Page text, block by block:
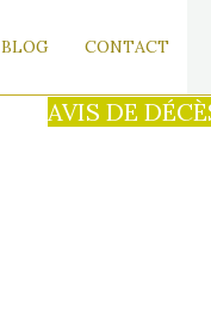
AVIS DE
BLOG CONTACT